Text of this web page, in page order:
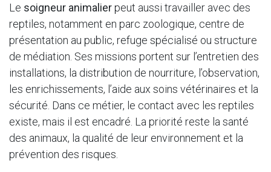
Le soigneur animalierpeut aussi travailler avec des
reptiles, notamment en parc zoologique, centre de
présentation au public, refuge spécialisé ou structure
de médiation. Ses missions portent sur l’entretien des
installations, la distribution de nourriture, l’observation,
les enrichissements, l’aide aux soins vétérinaires et la
sécurité. Dans ce métier, le contact avec les reptiles
existe, mais il est encadré. La priorité reste la santé
des animaux, la qualité de leur environnement et la
prévention des risques.